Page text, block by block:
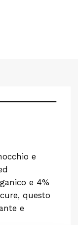
e
e 4%
questo
e